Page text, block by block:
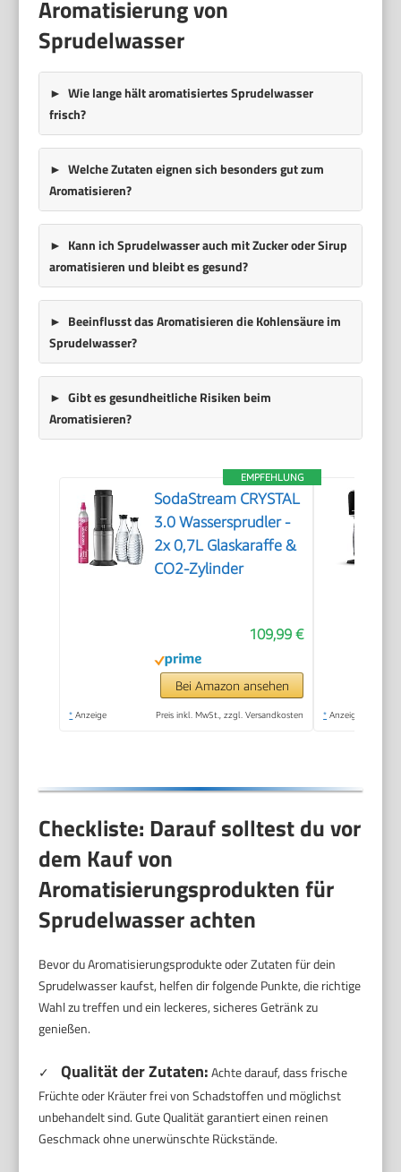
Aromatisierung von
Sprudelwasser
Wie lange hält aromatisiertes Sprudelwasser
frisch?
Welche Zutaten eignen sich besonders gut zum
Aromatisieren?
Kann ich Sprudelwasser auch mit Zucker oder Sirup
aromatisieren und bleibt es gesund?
Beeinflusst das Aromatisieren die Kohlensäure im
Sprudelwasser?
Gibt es gesundheitliche Risiken beim
Aromatisieren?
EMPFEHLUNG
SodaStream CRYSTAL
3.0 Wassersprudler -
2x 0,7L Glaskaraffe &
CO2-Zylinder
109,99 €
Bei Amazon ansehen
* Anzeige Preis inkl. MwSt., zzgl. Versandkosten * Anzeige
Checkliste: Darauf solltest du vor
dem Kauf von
Aromatisierungsprodukten für
Sprudelwasser achten
Bevor du Aromatisierungsprodukte oder Zutaten für dein
Sprudelwasser kaufst, helfen dir folgende Punkte, die richtige
Wahl zu treffen und ein leckeres, sicheres Getränk zu
genießen.
✓ Qualität der Zutaten:Achte darauf, dass frische
Früchte oder Kräuter frei von Schadstoffen und möglichst
unbehandelt sind. Gute Qualität garantiert einen reinen
Geschmack ohne unerwünschte Rückstände.